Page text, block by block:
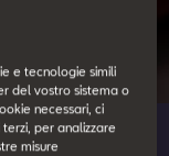
e tecnologie simili
del vostro sistema o
necessari, ci
per analizzare
misure